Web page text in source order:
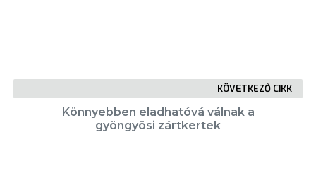
ÉPÜLŐ
KÖVETKEZŐ CIKK
Könnyebben eladhatóvá válnak a
gyöngyösi zártkertek